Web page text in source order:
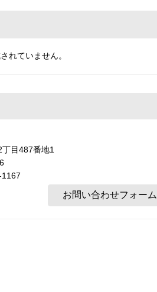
れていません。
目487番地1